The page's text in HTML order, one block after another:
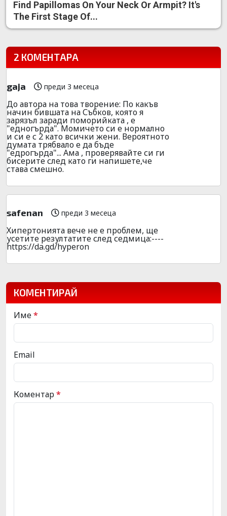
Find Papillomas On Your Neck Or Armpit? It's
The First Stage Of...
2 КОМЕНТАРА
gaja преди 3 месеца
До автора на това творение: По какъв
начин бившата на Събков, която я
зарязъл заради поморийката , е
"едногърда". Момичето си е нормално
и си е с 2 като всички жени. Вероятното
думата трябвало е да бъде
"едрогърда"... Ама , проверявайте си ги
бисерите след като ги напишете,че
става смешно.
safenan преди 3 месеца
Хипертонията вече не е проблем, ще
усетите резултатите след седмица:----
https://da.gd/hyperon
КОМЕНТИРАЙ
Име*
Email
Коментар*